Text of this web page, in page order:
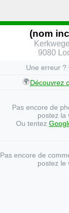
(nom
9080
Une erreur ?
🌍Découvrez
Pas encore de
postez la
Ou tentez
Pas encore de
postez le